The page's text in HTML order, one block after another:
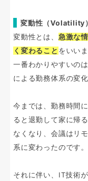
変動性（Volatility）
変動性とは、 急激な
く変わること をいいま
一番わかりやすいの
による勤務体系の変化
今までは、勤務時間
ると退勤して家に帰
なくなり、会議はリ
系に変わったのです。
それに伴い、IT技術